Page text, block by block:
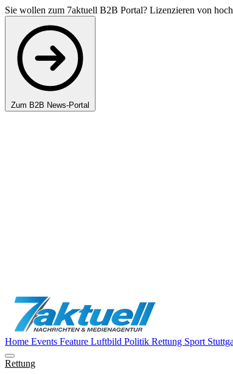
Sie wollen zum 7aktuell B2B Portal? Lizenzieren von
Zum B2B News-Portal
Home Events Feature Luftbild Politik Rettung Sport
Rettung